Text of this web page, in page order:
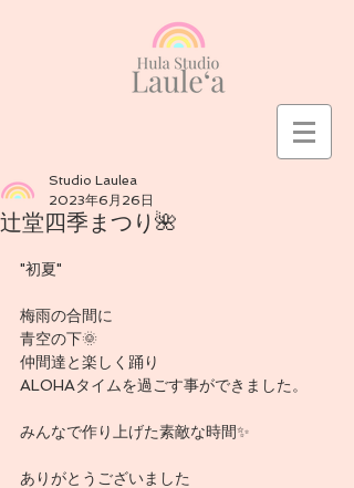
辻堂四季まつり🌺
Studio Laulea
2023年6月26日
"初夏"
梅雨の合間に
青空の下🌞
仲間達と楽しく踊り
ALOHAタイムを過ごす事ができました。
みんなで作り上げた素敵な時間✨
ありがとうございました